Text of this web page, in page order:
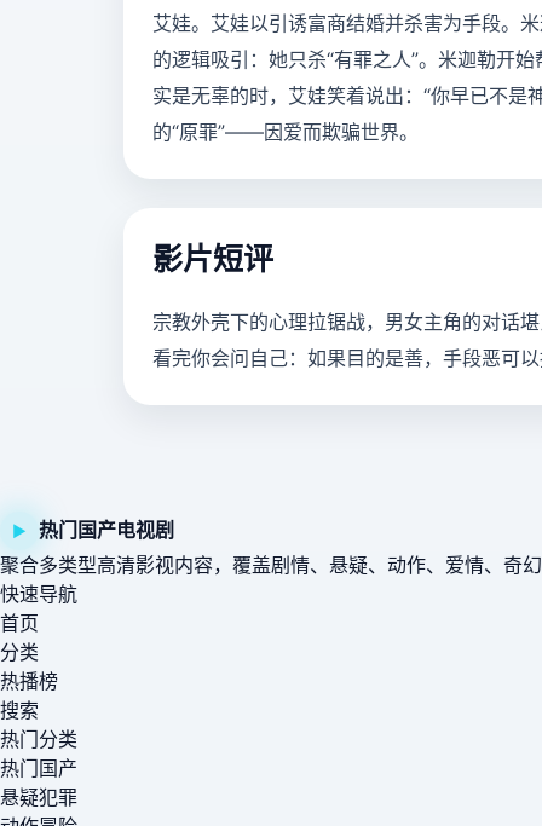
艾娃。艾娃以引诱富商结婚并杀害为手段。
的逻辑吸引：她只杀“有罪之人”。米迦勒开
实是无辜的时，艾娃笑着说出：“你早已不是
的“原罪”——因爱而欺骗世界。
影片短评
宗教外壳下的心理拉锯战，男女主角的对话
看完你会问自己：如果目的是善，手段恶可
▶
热门国产电视剧
聚合多类型高清影视内容，覆盖剧情、悬疑、动作、爱情、奇
快速导航
首页
分类
热播榜
搜索
热门分类
热门国产
悬疑犯罪